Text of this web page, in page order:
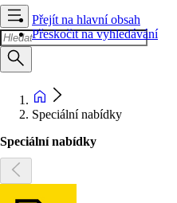
Přejít na hlavní obsah
Přeskočit na vyhledávání
Speciální nabídky
Speciální nabídky